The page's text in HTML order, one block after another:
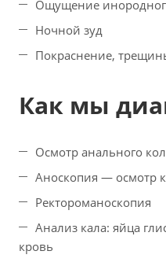
Ощущение
Ночной зуд
Покраснение,
Как мы
Осмотр анального
Аноскопия — осмотр
Ректороманоскопия
Анализ кала: яйца
кровь